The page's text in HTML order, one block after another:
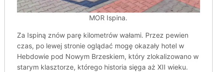
MOR Ispina.
Za Ispiną znów parę kilometrów wałami. Przez pewien
czas, po lewej stronie oglądać mogę okazały hotel w
Hebdowie pod Nowym Brzeskiem, który zlokalizowano w
starym klasztorze, którego historia sięga aż XII wieku.